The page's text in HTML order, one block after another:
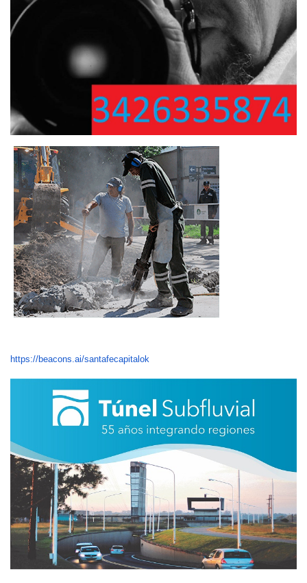
https://beacons.ai/santafecapitalok